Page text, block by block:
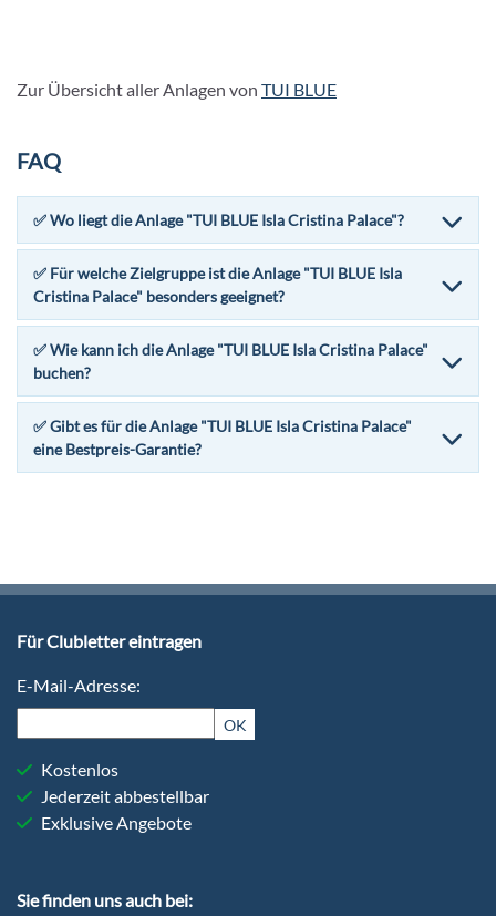
Zur Übersicht aller Anlagen von TUI BLUE
FAQ
✅ Wo liegt die Anlage "TUI BLUE Isla Cristina Palace"?
✅ Für welche Zielgruppe ist die Anlage "TUI BLUE Isla
Cristina Palace" besonders geeignet?
✅ Wie kann ich die Anlage "TUI BLUE Isla Cristina Palace"
buchen?
✅ Gibt es für die Anlage "TUI BLUE Isla Cristina Palace"
eine Bestpreis-Garantie?
Sie finden uns auch bei:
Für Clubletter eintragen
E-Mail-Adresse:
OK
Kostenlos
Jederzeit abbestellbar
Exklusive Angebote